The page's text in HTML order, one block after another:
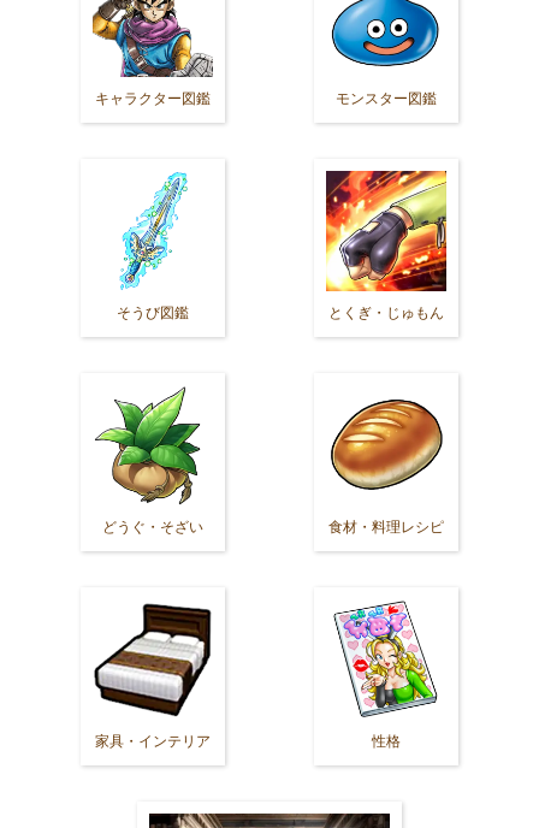
キャラクター図鑑 モンスター図鑑
そうび図鑑 とくぎ・じゅもん
どうぐ・そざい 食材・料理レシピ
家具・インテリア 性格